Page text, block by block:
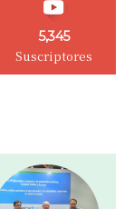
5,345
Suscriptores